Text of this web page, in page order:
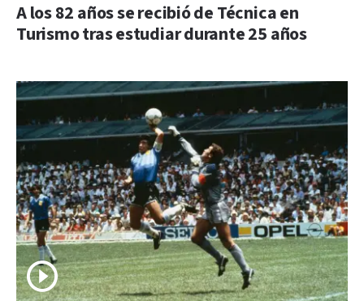
A los 82 años se recibió de Técnica en
Turismo tras estudiar durante 25 años